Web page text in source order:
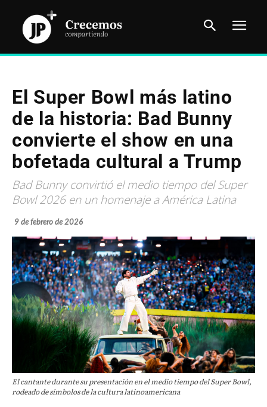
El Super Bowl más latino
de la historia: Bad Bunny
convierte el show en una
bofetada cultural a Trump
Bad Bunny convirtió el medio tiempo del Super
Bowl 2026 en un homenaje a América Latina
9 de febrero de 2026
El cantante durante su presentación en el medio tiempo del Super Bowl,
rodeado de símbolos de la cultura latinoamericana